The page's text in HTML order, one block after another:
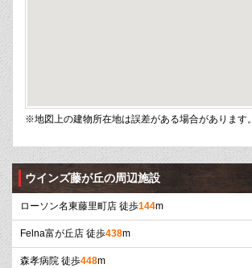
※地図上の建物所在地は誤差がある場合があります。
ウインズ藤が丘の周辺施設
ローソン名東藤里町店 徒歩144m
Felna富が丘店 徒歩438m
森孝病院 徒歩448m